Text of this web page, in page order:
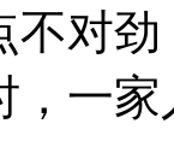
不对
，一